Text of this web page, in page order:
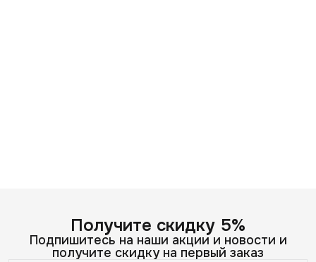
Получите скидку 5%
Подпишитесь на наши акции и новости и
получите скидку на первый заказ